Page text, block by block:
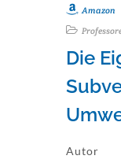
Amazon
Die
Autor